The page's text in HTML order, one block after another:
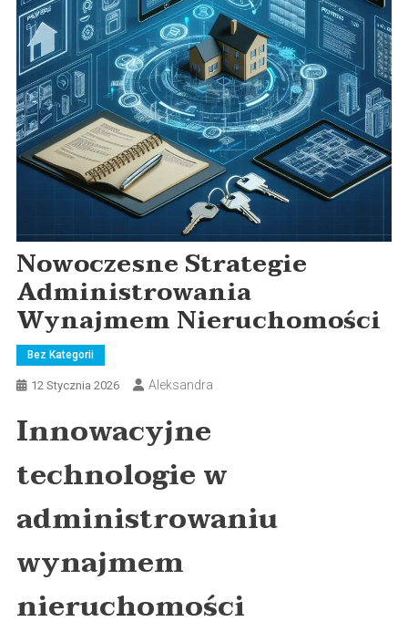
Nowoczesne Strategie
Administrowania
Wynajmem Nieruchomości
Bez Kategorii
12 Stycznia 2026 Aleksandra
Innowacyjne
technologie w
administrowaniu
wynajmem
nieruchomości